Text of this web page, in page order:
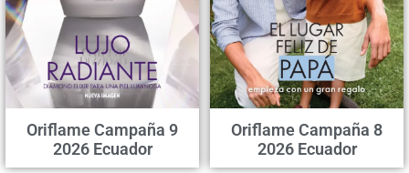
Oriflame Campaña 9
2026 Ecuador
Oriflame Campaña 8
2026 Ecuador